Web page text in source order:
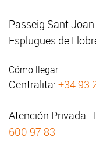
Passeig Sant
Esplugues de
Cómo llegar
Centralita: +34 93
Atención Privada -
600 97 83